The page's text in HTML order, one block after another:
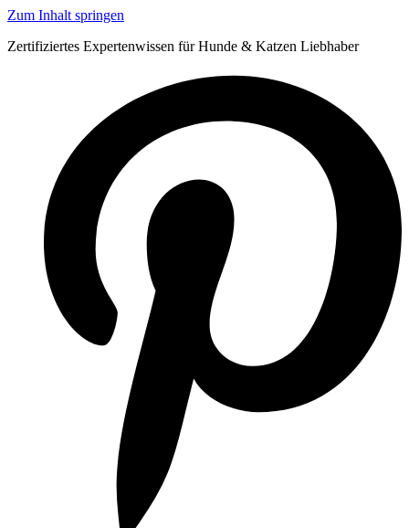
Zum Inhalt springen
Zertifiziertes Expertenwissen für Hunde & Katzen Liebhaber